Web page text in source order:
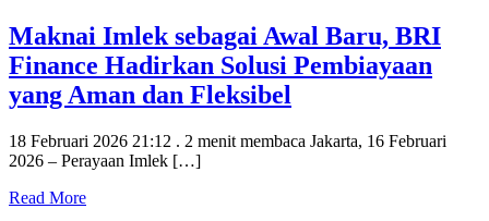
Maknai Imlek sebagai Awal Baru, BRI
Finance Hadirkan Solusi Pembiayaan
yang Aman dan Fleksibel
18 Februari 2026 21:12 . 2 menit membaca Jakarta, 16 Februari
2026 – Perayaan Imlek […]
Read More